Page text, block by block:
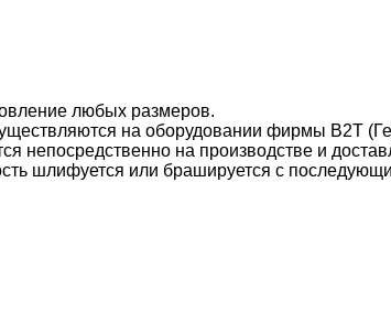
любых размеров.
на оборудовании фирмы B2T
непосредственно на производстве и
шлифуется или брашируется с